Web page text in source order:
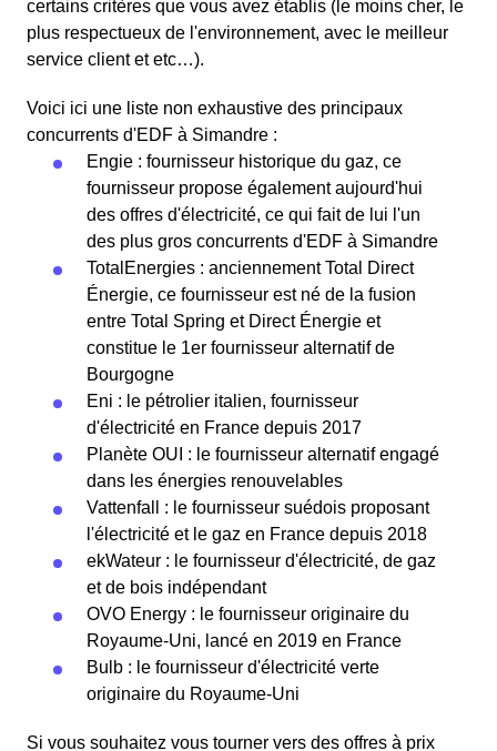
certains critères que vous avez établis (le moins cher, le
plus respectueux de l'environnement, avec le meilleur
service client et etc…).
Voici ici une liste non exhaustive des principaux
concurrents d'EDF à Simandre :
Engie : fournisseur historique du gaz, ce
fournisseur propose également aujourd'hui
des offres d'électricité, ce qui fait de lui l'un
des plus gros concurrents d'EDF à Simandre
TotalEnergies : anciennement Total Direct
Énergie, ce fournisseur est né de la fusion
entre Total Spring et Direct Énergie et
constitue le 1er fournisseur alternatif de
Bourgogne
Eni : le pétrolier italien, fournisseur
d'électricité en France depuis 2017
Planète OUI : le fournisseur alternatif engagé
dans les énergies renouvelables
Vattenfall : le fournisseur suédois proposant
l'électricité et le gaz en France depuis 2018
ekWateur : le fournisseur d'électricité, de gaz
et de bois indépendant
OVO Energy : le fournisseur originaire du
Royaume-Uni, lancé en 2019 en France
Bulb : le fournisseur d'électricité verte
originaire du Royaume-Uni
Si vous souhaitez vous tourner vers des offres à prix